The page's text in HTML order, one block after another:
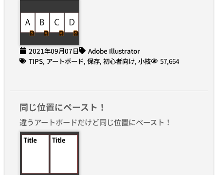
2021年09月07日
Adobe Illustrator
TIPS, アートボード, 保存, 初心者向け, 小技 57,664
同じ位置にペースト！
違うアートボードだけど同じ位置にペースト！